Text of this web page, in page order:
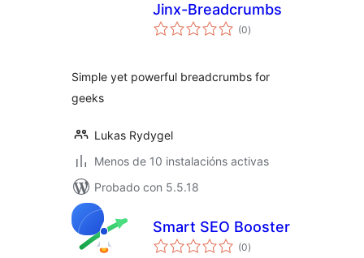
Jinx-Breadcrumbs
(0valoracións
totais
)
Simple yet powerful breadcrumbs for
geeks
Lukas Rydygel
Menos de 10 instalacións activas
Probado con 5.5.18
Smart SEO Booster
(0valoracións
totais
)